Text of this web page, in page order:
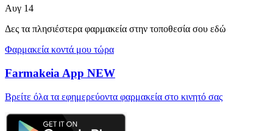
Αυγ 14
Δες τα πλησιέστερα φαρμακεία στην τοποθεσία σου εδώ
Φαρμακεία κοντά μου τώρα
Farmakeia App NEW
Βρείτε όλα τα εφημερεύοντα φαρμακεία στο κινητό σας